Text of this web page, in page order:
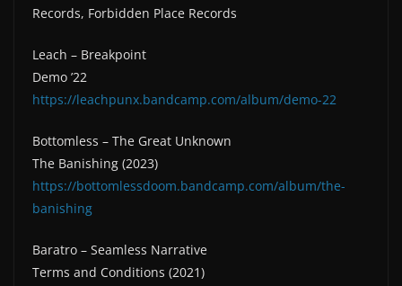
Records, Forbidden Place Records
Leach – Breakpoint
Demo ’22
https://leachpunx.bandcamp.com/album/demo-22
Bottomless – The Great Unknown
The Banishing (2023)
https://bottomlessdoom.bandcamp.com/album/the-
banishing
Baratro – Seamless Narrative
Terms and Conditions (2021)